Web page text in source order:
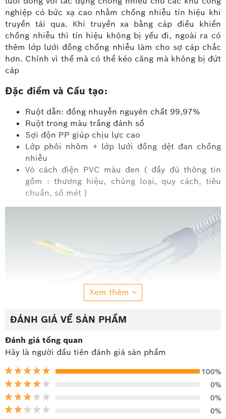
nghiệp có bức xạ cao nhằm chống nhiễu tín hiệu khi
truyền tải qua. Khi truyền xa bằng cáp điều khiển
chống nhiễu thì tín hiệu không bị yếu đi, ngoài ra có
thêm lớp lưới đồng chống nhiễu làm cho sợ cáp chắc
hơn. Chính vì thế mà có thể kéo căng mà không bị đứt
cáp
Đặc điểm và Cấu tạo:
Ruột dẫn: đồng nhuyễn nguyên chất 99,97%
Ruột trong màu trắng đánh số
Sợi độn PP giúp chịu lực cao
Lớp phôi nhôm + lớp lưới đồng dệt đan chống
nhiễu
Vỏ cách điện PVC màu đen ( đầy đủ thông tin
gồm : thương hiệu, chủng loại, quy cách, tiêu
chuẩn, số mét )
Cáp điều khiển có lưới imatek chính hãng
Xem thêm
ĐÁNH GIÁ VỀ SẢN PHẨM
Đánh giá tổng quan
Hãy là người đầu tiên đánh giá sản phẩm
100%
0%
0%
0%